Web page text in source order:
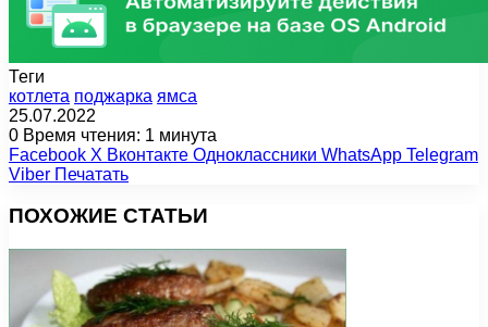
Теги
котлета поджарка ямса
25.07.2022
0 Время чтения: 1 минута
Facebook X Вконтакте Одноклассники WhatsApp Telegram
Viber Печатать
ПОХОЖИЕ СТАТЬИ